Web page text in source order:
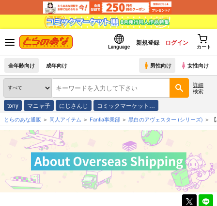
Language
新規登録 ログイン
カート
全年齢向け 成年向け 男性向け 女性向け
詳細
検索
tony マニャ子 にじさんじ コミックマーケット…
とらのあな通販 同人アイテム Fantia事業部 黒白のアヴェスター (シリーズ)